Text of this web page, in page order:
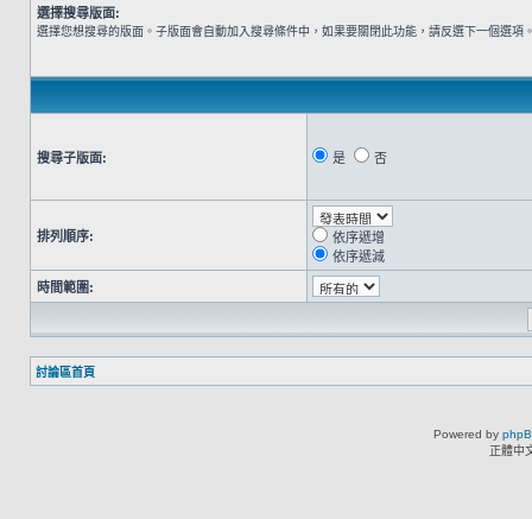
選擇搜尋版面:
選擇您想搜尋的版面。子版面會自動加入搜尋條件中，如果要關閉此功能，請反選下一個選項
搜尋子版面: 是 否
排列順序:
依序遞增
依序遞減
時間範圍:
討論區首頁
Powered by
正體中